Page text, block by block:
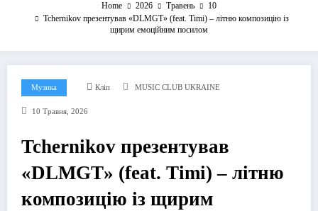
Home 2026 Травень
10
Tchernikov презентував «DLMGT» (feat. Timi) – літню композицію із
щирим емоційним посилом
Музика Кліп MUSIC CLUB UKRAINE
10 Травня, 2026
Tchernikov презентував
«DLMGT» (feat. Timi) – літню
композицію із щирим